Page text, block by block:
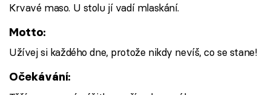
Krvavé maso. U stolu jí vadí mlaskání.
Motto:
Užívej si každého dne, protože nikdy nevíš, co se stane!
Očekávání: